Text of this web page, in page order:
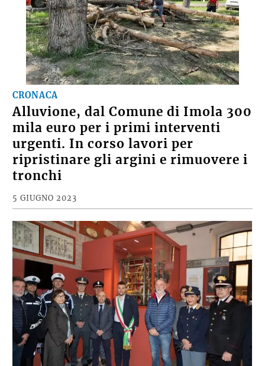
CRONACA
Alluvione, dal Comune di Imola 300
mila euro per i primi interventi
urgenti. In corso lavori per
ripristinare gli argini e rimuovere i
tronchi
5 GIUGNO 2023